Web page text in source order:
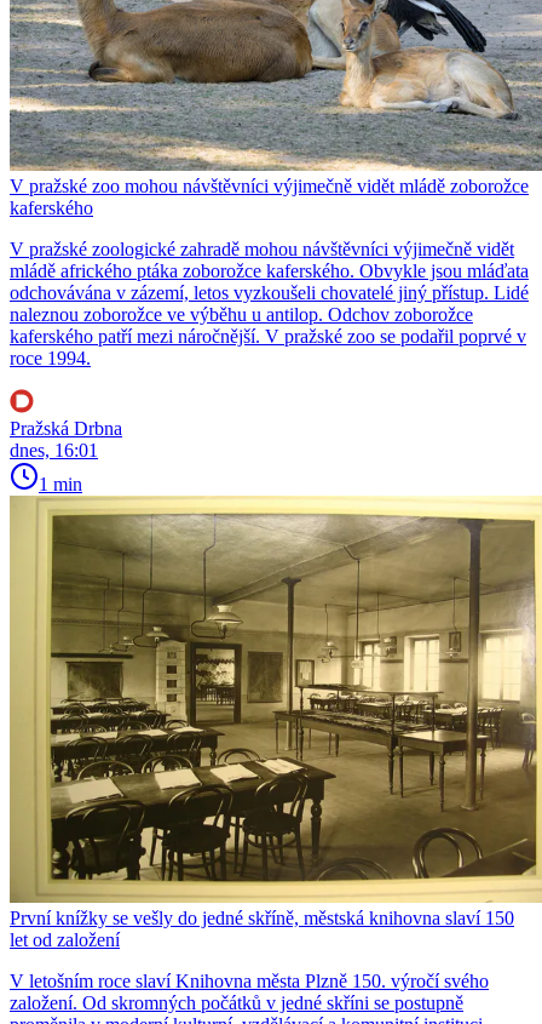
V pražské zoo mohou návštěvníci výjimečně vidět mládě zoborožce
kaferského
V pražské zoologické zahradě mohou návštěvníci výjimečně vidět
mládě afrického ptáka zoborožce kaferského. Obvykle jsou mláďata
odchovávána v zázemí, letos vyzkoušeli chovatelé jiný přístup. Lidé
naleznou zoborožce ve výběhu u antilop. Odchov zoborožce
kaferského patří mezi náročnější. V pražské zoo se podařil poprvé v
roce 1994.
Pražská Drbna
dnes, 16:01
1 min
První knížky se vešly do jedné skříně, městská knihovna slaví 150
let od založení
V letošním roce slaví Knihovna města Plzně 150. výročí svého
založení. Od skromných počátků v jedné skříni se postupně